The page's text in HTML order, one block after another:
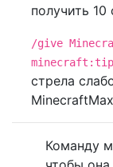
получить 10
/give
стрела
MinecraftMax
Команду